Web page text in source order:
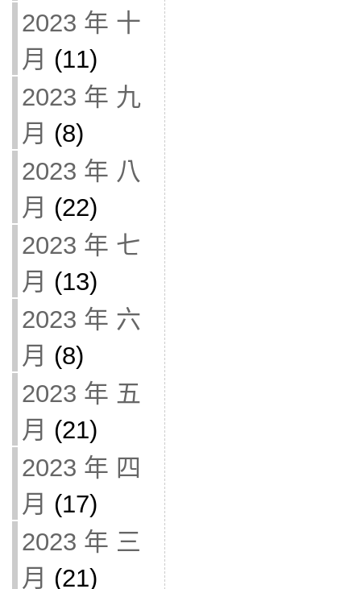
2023 年 十
月 (11)
2023 年 九
月 (8)
2023 年 八
月 (22)
2023 年 七
月 (13)
2023 年 六
月 (8)
2023 年 五
月 (21)
2023 年 四
月 (17)
2023 年 三
月 (21)